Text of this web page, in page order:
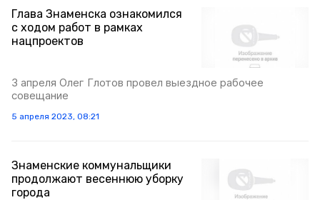
Глава Знаменска ознакомился
с ходом работ в рамках
нацпроектов
3 апреля Олег Глотов провел выездное рабочее
совещание
5 апреля 2023, 08:21
Знаменские коммунальщики
продолжают весеннюю уборку
города